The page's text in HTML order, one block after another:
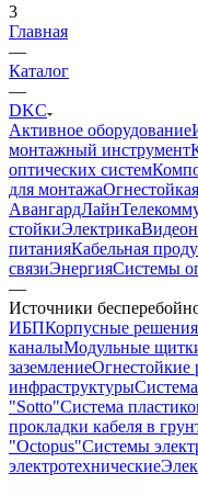
3
Главная
—
Каталог
—
DKC
Активное оборудование
монтажный инструмент
оптических систем
для монтажа
АвангардЛайн
стойкиЭлектрика
питанияКабельная
связиЭнергияСистемы
—
Источники
ИБПКорпусные
каналыМодульные
заземлениеОгнестойкие
инфраструктуры
"Sotto"Система
прокладки кабеля в
"Octopus"Системы
электротехнические